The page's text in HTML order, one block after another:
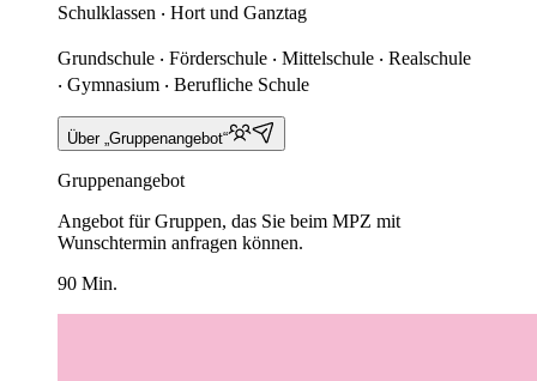
Schulklassen ‧ Hort und Ganztag
Grundschule ‧ Förderschule ‧ Mittelschule ‧ Realschule
‧ Gymnasium ‧ Berufliche Schule
Über „Gruppenangebot“
Gruppenangebot
Angebot für Gruppen, das Sie beim MPZ mit
Wunschtermin anfragen können.
90 Min.